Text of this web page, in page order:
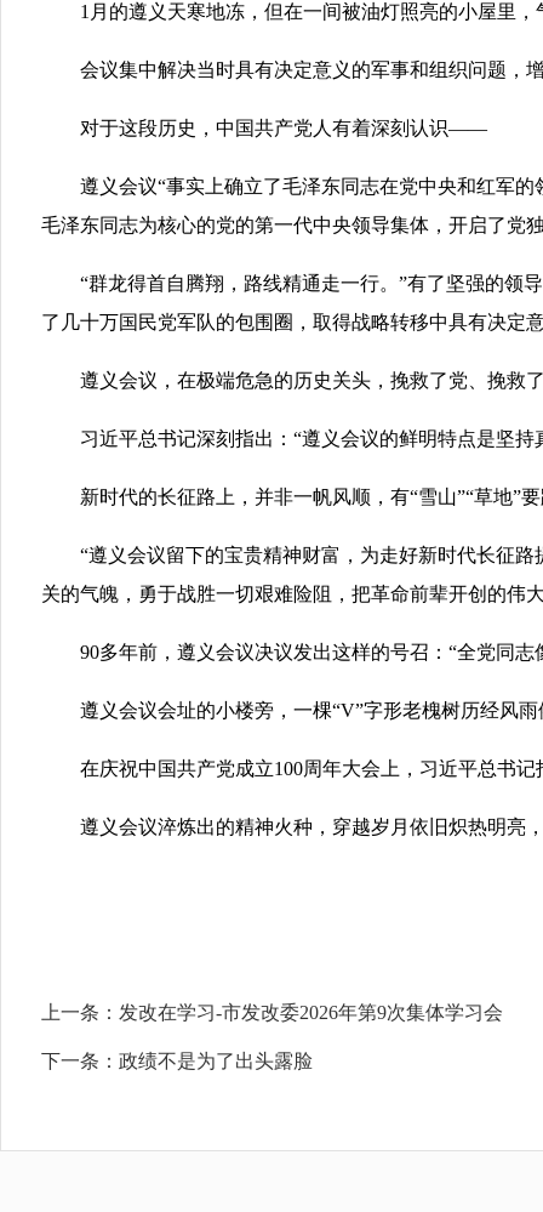
1月的遵义天寒地冻，但在一间被油灯照亮的小屋里，
会议集中解决当时具有决定意义的军事和组织问题，
对于这段历史，中国共产党人有着深刻认识——
遵义会议“事实上确立了毛泽东同志在党中央和红军的
毛泽东同志为核心的党的第一代中央领导集体，开启了党
“群龙得首自腾翔，路线精通走一行。”有了坚强的领
了几十万国民党军队的包围圈，取得战略转移中具有决定
遵义会议，在极端危急的历史关头，挽救了党、挽救
习近平总书记深刻指出：“遵义会议的鲜明特点是坚持
新时代的长征路上，并非一帆风顺，有“雪山”“草地”要
“遵义会议留下的宝贵精神财富，为走好新时代长征路
关的气魄，勇于战胜一切艰难险阻，把革命前辈开创的伟
90多年前，遵义会议决议发出这样的号召：“全党同志
遵义会议会址的小楼旁，一棵“V”字形老槐树历经风雨
在庆祝中国共产党成立100周年大会上，习近平总书记
遵义会议淬炼出的精神火种，穿越岁月依旧炽热明亮
上一条： 发改在学习-市发改委2026年第9次集体学习会
下一条： 政绩不是为了出头露脸